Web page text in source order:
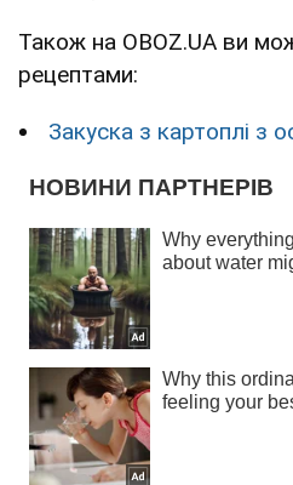
Також на OBOZ.UA ви
рецептами:
Закуска з картоплі з